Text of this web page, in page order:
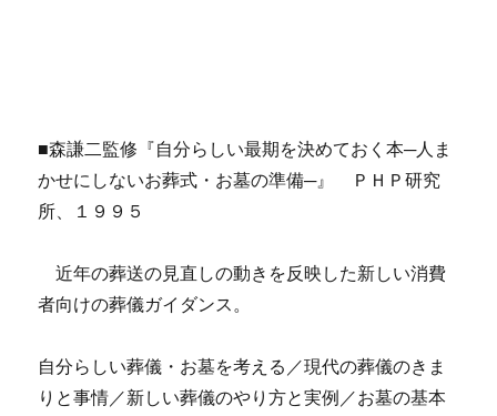
■森謙二監修『自分らしい最期を決めておく本─人ま
かせにしないお葬式・お墓の準備─』 ＰＨＰ研究
所、１９９５
近年の葬送の見直しの動きを反映した新しい消費
者向けの葬儀ガイダンス。
自分らしい葬儀・お墓を考える／現代の葬儀のきま
りと事情／新しい葬儀のやり方と実例／お墓の基本